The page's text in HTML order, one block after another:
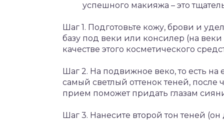
успешного макияжа – это
Шаг 1. Подготовьте кожу, брови и
базу под веки или консилер (на
качестве этого косметического
Шаг 2. На подвижное веко, то есть на
самый светлый оттенок теней,
прием поможет придать глазам
Шаг 3. Нанесите второй тон теней